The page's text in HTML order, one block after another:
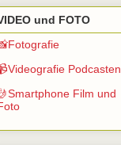
und FOTO
Podcasten
Film und